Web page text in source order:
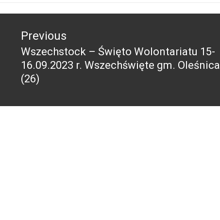
wpisuPrevious
Previous
post:
Wszechstock – Święto Wolontariatu 15-
16.09.2023 r. Wszechświęte gm. Oleśnica
(26)